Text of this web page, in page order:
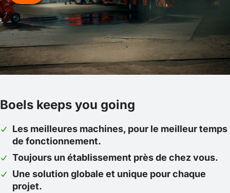
Boels keeps you going
Les meilleures machines, pour le meilleur temps
de fonctionnement.
Toujours un établissement près de chez vous.
Une solution globale et unique pour chaque
projet.